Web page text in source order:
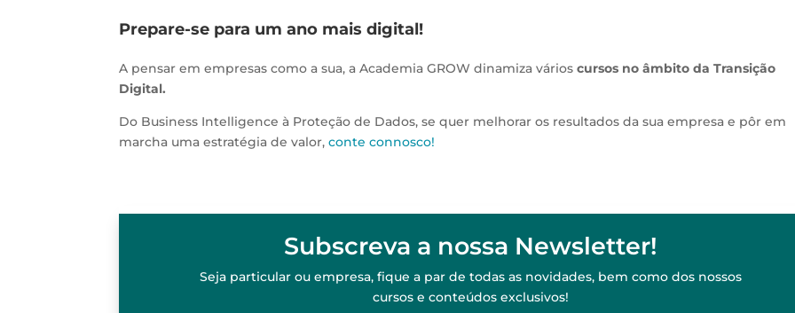
Prepare-se para um ano mais digital!
A pensar em empresas como a sua, a Academia GROW dinamiza várioscursos no âmbito da Transição
Digital.
Do Business Intelligence à Proteção de Dados, se quer melhorar os resultados da sua empresa e pôr em
marcha uma estratégia de valor,conte connosco!
Subscreva a nossa Newsletter!
Seja particular ou empresa, fique a par de todas as novidades, bem como dos nossos
cursos e conteúdos exclusivos!